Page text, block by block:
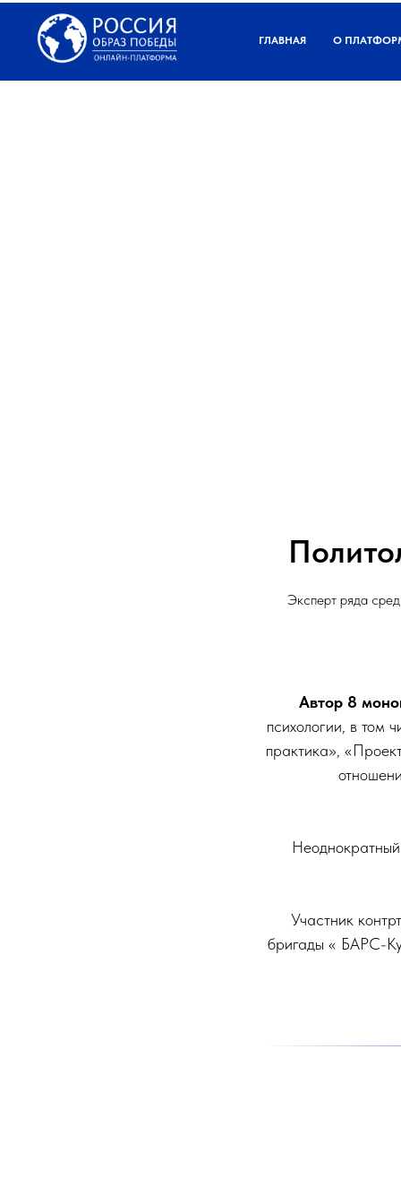
ГЛАВНАЯ О
Эксперт ряда
Автор 8
психологии, в том
практика»,
Неоднократный
Участник
бригады « БАРС-